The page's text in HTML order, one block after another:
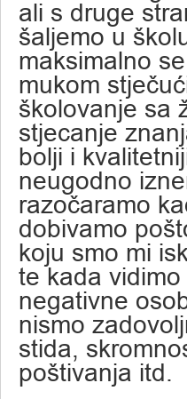
ali s druge
šaljemo u
maksimalno
mukom
školovanje sa
stjecanje
bolji i
neugodno
razočaramo
dobivamo
koju smo mi
te kada
negativne
nismo
stida,
poštivanja itd.